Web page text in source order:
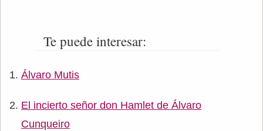
Te puede interesar:
Álvaro Mutis
El incierto señor don Hamlet de Álvaro
Cunqueiro